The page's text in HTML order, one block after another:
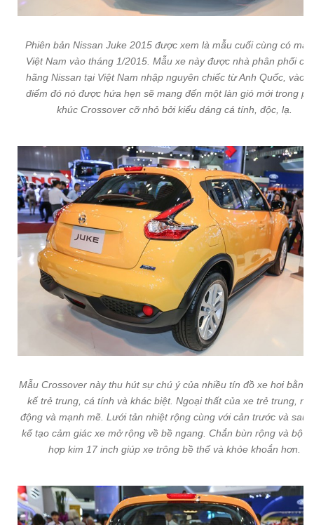
Phiên bản Nissan Juke 2015 được xem là mẫu cuối cùng có mặt
Việt Nam vào tháng 1/2015. Mẫu xe này được nhà phân phối
hãng Nissan tại Việt Nam nhập nguyên chiếc từ Anh Quốc, vào
điểm đó nó được hứa hẹn sẽ mang đến một làn gió mới trong
khúc Crossover cỡ nhỏ bởi kiểu dáng cá tính, độc, lạ.
Mẫu Crossover này thu hút sự chú ý của nhiều tín đồ xe hơi bằng
kế trẻ trung, cá tính và khác biệt. Ngoại thất của xe trẻ trung,
động và mạnh mẽ. Lưới tản nhiệt rộng cùng với cản trước và sau
kế tạo cảm giác xe mở rộng về bề ngang. Chắn bùn rộng và bộ
hợp kim 17 inch giúp xe trông bề thế và khỏe khoắn hơn.